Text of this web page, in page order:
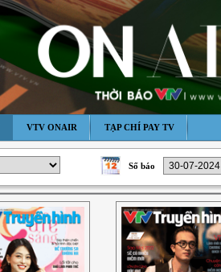
VTV ONAIR TẠP CHÍ PAY TV
Số báo